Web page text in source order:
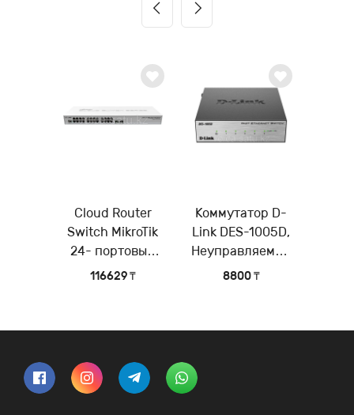
Cloud Router
Switch MikroTik
24- портовый
управляемый
116629 ₸
Коммутатор D-
Link DES-1005D,
Неуправляемый
коммутатор с 5
8800 ₸